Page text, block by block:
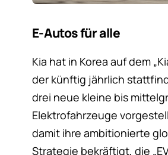
E-Autos für alle
Kia hat in Korea auf dem
der künftig jährlich
drei neue kleine bis
Elektrofahrzeuge
damit ihre ambitionierte
Strategie bekräftigt, die